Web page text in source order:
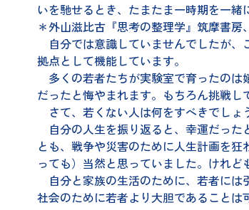
いを馳せるとき、たまたま一時期を一緒
＊外山滋比古『思考の整理学』筑摩書房
自分では意識していませんでしたが、
拠点として機能しています。
多くの若者たちが実験室で育ったのは
だったと悔やまれます。もちろん挑戦
さて、若くない人は何をすべきでしょ
自分の人生を振り返ると、幸運だった
とも、戦争や災害のために人生計画を
っても）当然と思っていました。けれど
自分と家族の生活のために、若者には
社会のために若者より大胆であることは